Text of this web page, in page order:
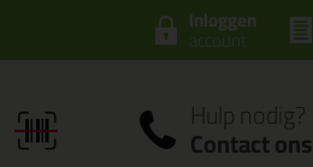
Inloggen
account
Hulp nodig?
Contact ons